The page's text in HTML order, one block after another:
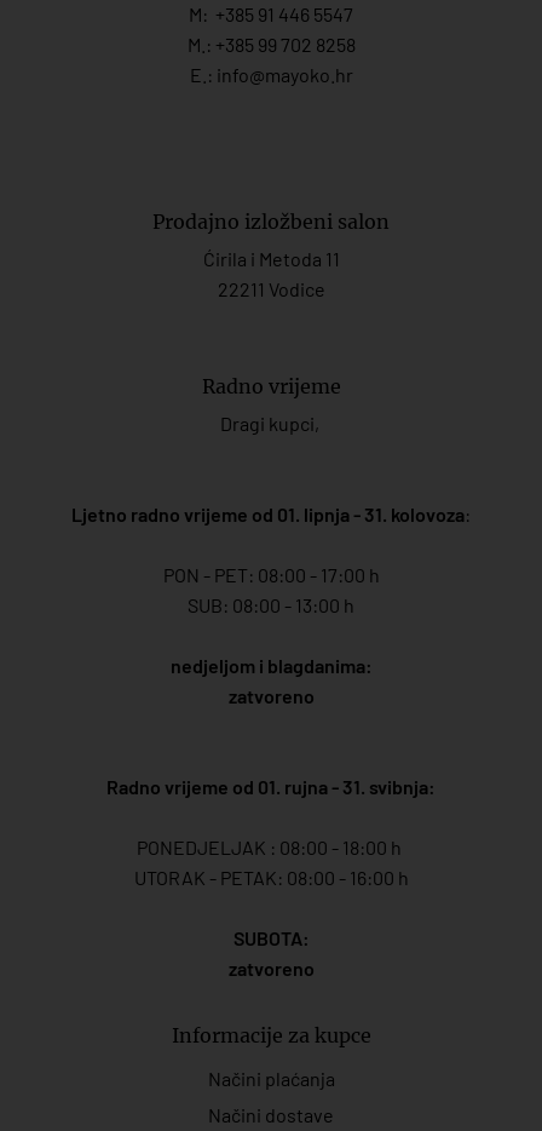
M: +385 91 446 5547
M.: +385 99 702 8258
E.: info@mayoko. hr
Prodajno izložbeni salon
Ćirila i Metoda 11
22211 Vodice
Radno vrijeme
Dragi kupci,
Ljetno radno vrijeme od 01. lipnja - 31. kolovoza:
PON - PET: 08:00 - 17:00 h
SUB: 08:00 - 13:00 h
nedjeljom i blagdanima:
zatvoreno
Radno vrijeme od 01. rujna - 31. svibnja:
PONEDJELJAK : 08:00 - 18:00 h
UTORAK - PETAK: 08:00 - 16:00 h
SUBOTA:
zatvoreno
Informacije za kupce
Načini plaćanja
Načini dostave